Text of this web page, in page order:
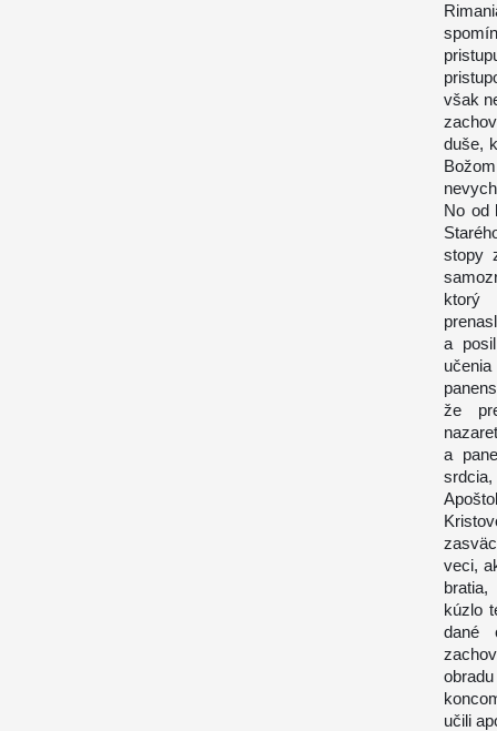
však
duše,
No od
stopy
ktorý
a
že
a
veci,
kúzlo
dané
učili